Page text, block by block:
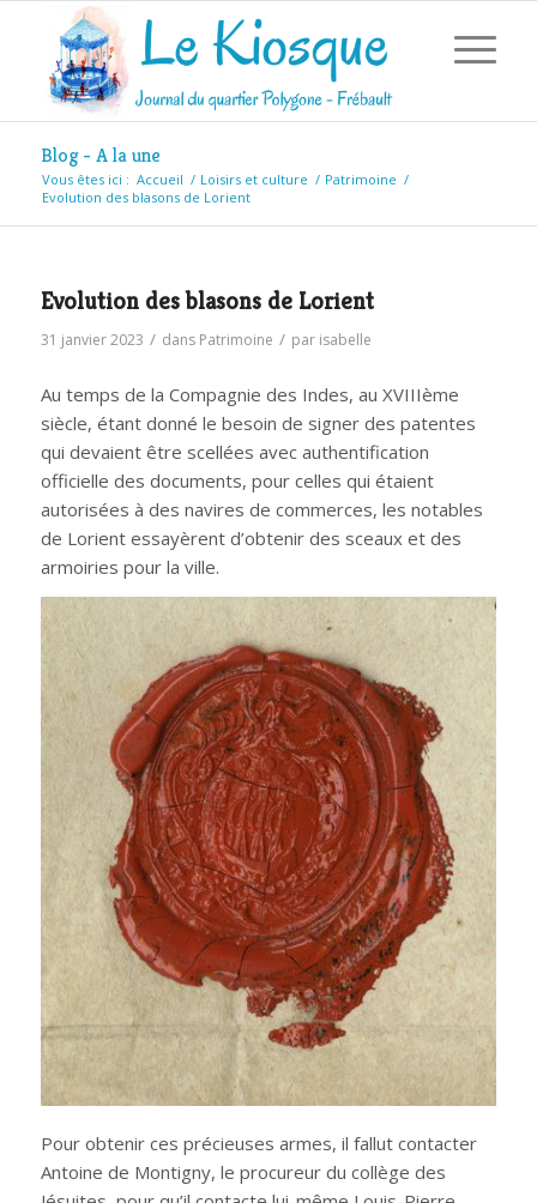
Blog - A la une
Vous êtes ici : Accueil / Loisirs et culture / Patrimoine /
Evolution des blasons de Lorient
Evolution des blasons de Lorient
31 janvier 2023 / dans Patrimoine / par isabelle
Au temps de la Compagnie des Indes, au XVIIIème
siècle, étant donné le besoin de signer des patentes
qui devaient être scellées avec authentification
officielle des documents, pour celles qui étaient
autorisées à des navires de commerces, les notables
de Lorient essayèrent d’obtenir des sceaux et des
armoiries pour la ville.
Pour obtenir ces précieuses armes, il fallut contacter
Antoine de Montigny, le procureur du collège des